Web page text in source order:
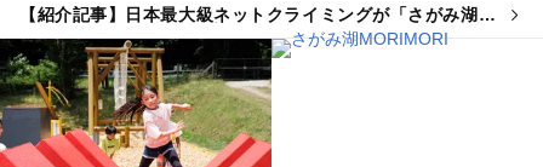
【紹介記事】日本最大級ネットクライミングが「さがみ湖
MORI MORI」に誕生 高さ18mをよじ登れ！